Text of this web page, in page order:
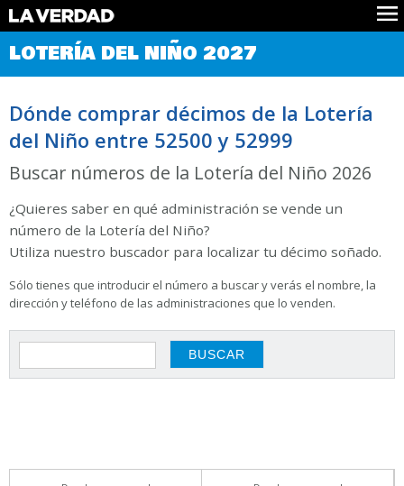
Comprobar Loteria del Niño
Premios
Noticias
Datos
Historia
LOTERÍA DEL NIÑO 2027
Dónde comprar décimos de la Lotería
del Niño entre 52500 y 52999
Buscar números de la Lotería del Niño 2026
¿Quieres saber en qué administración se vende un
número de la Lotería del Niño?
Utiliza nuestro buscador para localizar tu décimo soñado.
Sólo tienes que introducir el número a buscar y verás el nombre, la
dirección y teléfono de las administraciones que lo venden.